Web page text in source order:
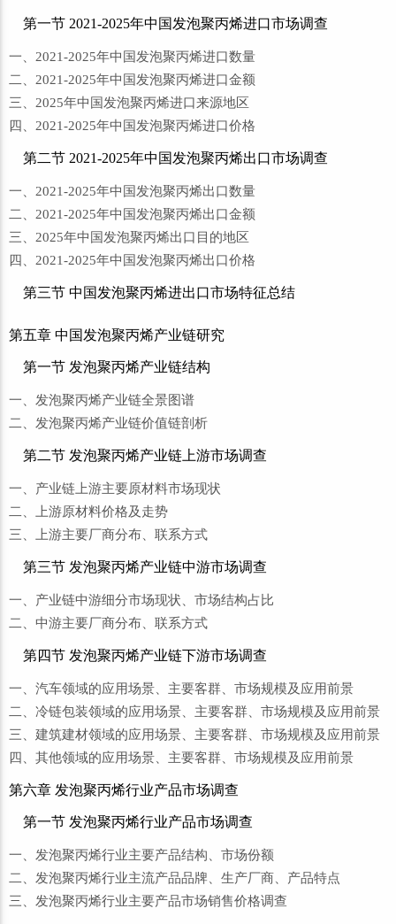
第一节 2021-2025年中国发泡聚丙烯进口市场调查
一、2021-2025年中国发泡聚丙烯进口数量
二、2021-2025年中国发泡聚丙烯进口金额
三、2025年中国发泡聚丙烯进口来源地区
四、2021-2025年中国发泡聚丙烯进口价格
第二节 2021-2025年中国发泡聚丙烯出口市场调查
一、2021-2025年中国发泡聚丙烯出口数量
二、2021-2025年中国发泡聚丙烯出口金额
三、2025年中国发泡聚丙烯出口目的地区
四、2021-2025年中国发泡聚丙烯出口价格
第三节 中国发泡聚丙烯进出口市场特征总结
第五章 中国发泡聚丙烯产业链研究
第一节 发泡聚丙烯产业链结构
一、发泡聚丙烯产业链全景图谱
二、发泡聚丙烯产业链价值链剖析
第二节 发泡聚丙烯产业链上游市场调查
一、产业链上游主要原材料市场现状
二、上游原材料价格及走势
三、上游主要厂商分布、联系方式
第三节 发泡聚丙烯产业链中游市场调查
一、产业链中游细分市场现状、市场结构占比
二、中游主要厂商分布、联系方式
第四节 发泡聚丙烯产业链下游市场调查
一、汽车领域的应用场景、主要客群、市场规模及应用前景
二、冷链包装领域的应用场景、主要客群、市场规模及应用前景
三、建筑建材领域的应用场景、主要客群、市场规模及应用前景
四、其他领域的应用场景、主要客群、市场规模及应用前景
第六章 发泡聚丙烯行业产品市场调查
第一节 发泡聚丙烯行业产品市场调查
一、发泡聚丙烯行业主要产品结构、市场份额
二、发泡聚丙烯行业主流产品品牌、生产厂商、产品特点
三、发泡聚丙烯行业主要产品市场销售价格调查